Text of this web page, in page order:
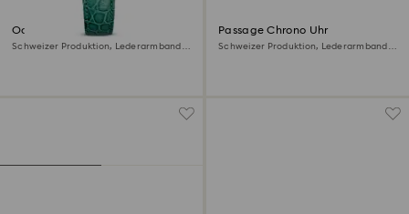
Octea chrono Uhr
Schweizer Produktion, Lederarmband,
Passage Chrono Uhr
Schweizer Produktion, Lederarmband,